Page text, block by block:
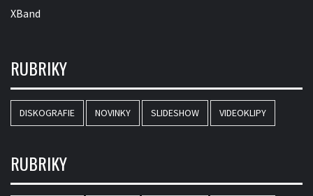
XBand
RUBRIKY
DISKOGRAFIE NOVINKY SLIDESHOW VIDEOKLIPY
RUBRIKY